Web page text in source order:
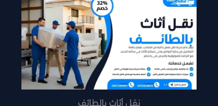
نقل أثاث بالطائف